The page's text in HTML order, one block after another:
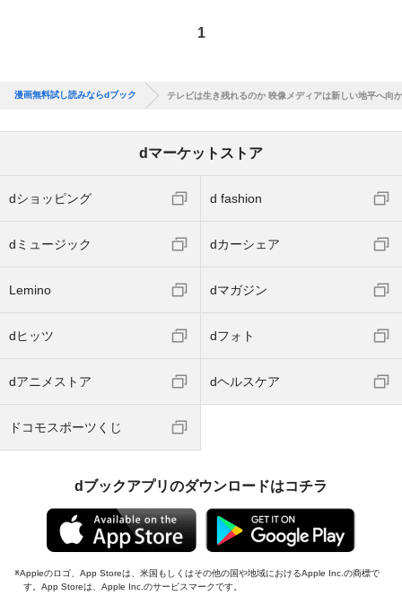
1
漫画無料試し読みならdブック テレビは生き残れるのか 映像メディアは新しい地平へ向
dマーケットストア
dショッピング d fashion
dミュージック dカーシェア
Lemino dマガジン
dヒッツ dフォト
dアニメストア dヘルスケア
ドコモスポーツくじ
dブックアプリのダウンロードはコチラ
Appleのロゴ、App Storeは、米国もしくはその他の国や地域におけるApple Inc.の商標で
す。App Storeは、Apple Inc.のサービスマークです。